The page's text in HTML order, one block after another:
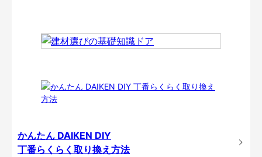
かんたん DAIKEN DIY
丁番らくらく取り換え方法